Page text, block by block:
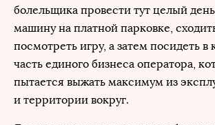
болельщика провести тут целый
машину на платной парковке,
посмотреть игру, а затем посидеть в
часть единого бизнеса оператора,
пытается выжать максимум из
и территории вокруг.